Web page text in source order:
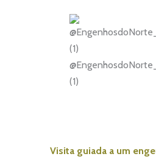
(1)
Visita guiada a um